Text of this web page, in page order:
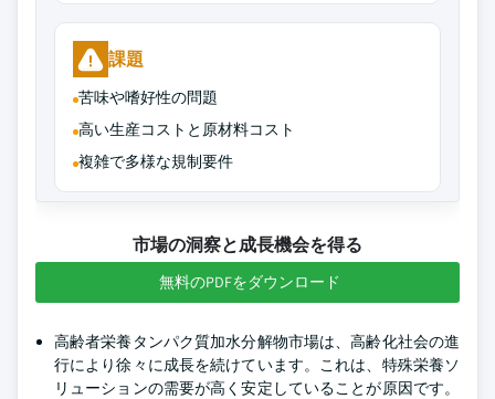
課題
苦味や嗜好性の問題
高い生産コストと原材料コスト
複雑で多様な規制要件
市場の洞察と成長機会を得る
無料のPDFをダウンロード
高齢者栄養タンパク質加水分解物市場は、高齢化社会の進
行により徐々に成長を続けています。これは、特殊栄養ソ
リューションの需要が高く安定していることが原因です。